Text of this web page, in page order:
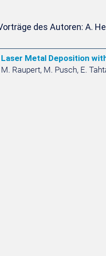
des Autoren: A.
Laser Metal Deposition
M. Raupert, M. Pusch, E.